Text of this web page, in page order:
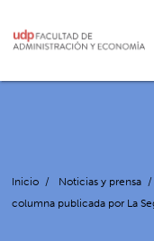
Inicio / Noticias y prensa /
columna publicada por La